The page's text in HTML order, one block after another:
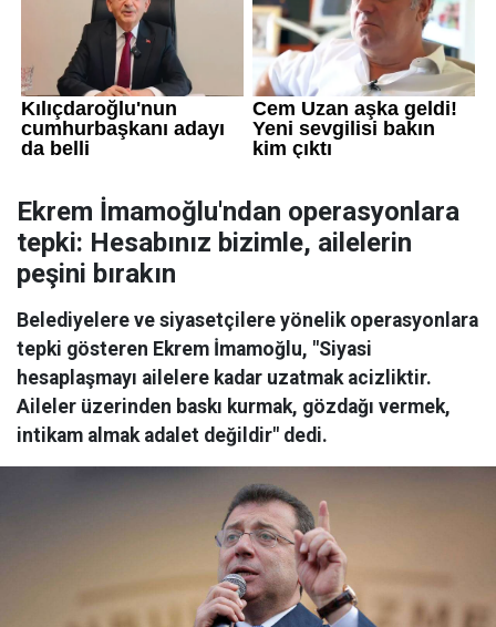
Ekrem İmamoğlu'ndan operasyonlara
tepki: Hesabınız bizimle, ailelerin
peşini bırakın
Belediyelere ve siyasetçilere yönelik operasyonlara
tepki gösteren Ekrem İmamoğlu, "Siyasi
hesaplaşmayı ailelere kadar uzatmak acizliktir.
Aileler üzerinden baskı kurmak, gözdağı vermek,
intikam almak adalet değildir" dedi.